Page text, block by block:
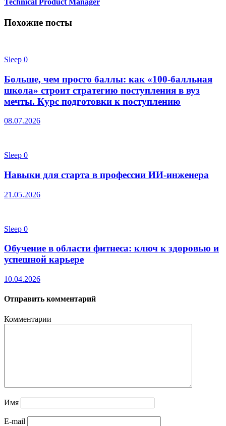
Похожие посты
Sleep 0
Больше, чем просто баллы: как «100-балльная
школа» строит стратегию поступления в вуз
мечты. Курс подготовки к поступлению
08.07.2026
Sleep 0
Навыки для старта в профессии ИИ-инженера
21.05.2026
Sleep 0
Обучение в области фитнеса: ключ к здоровью и
успешной карьере
10.04.2026
Отправить комментарий
Комментарии
Имя
E-mail